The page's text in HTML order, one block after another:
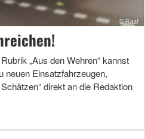
„Aus den Wehren“ kannst
neuen Einsatzfahrzeugen,
direkt an die Redaktion